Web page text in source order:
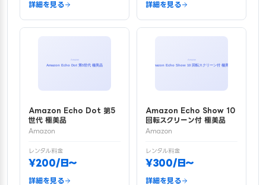
詳細を見る 詳細を見る
Amazon Echo Dot 第5
世代 極美品
Amazon
レンタル料金
¥200/日〜
詳細を見る
Amazon Echo Show 10
回転スクリーン付 極美品
Amazon
レンタル料金
¥300/日〜
詳細を見る